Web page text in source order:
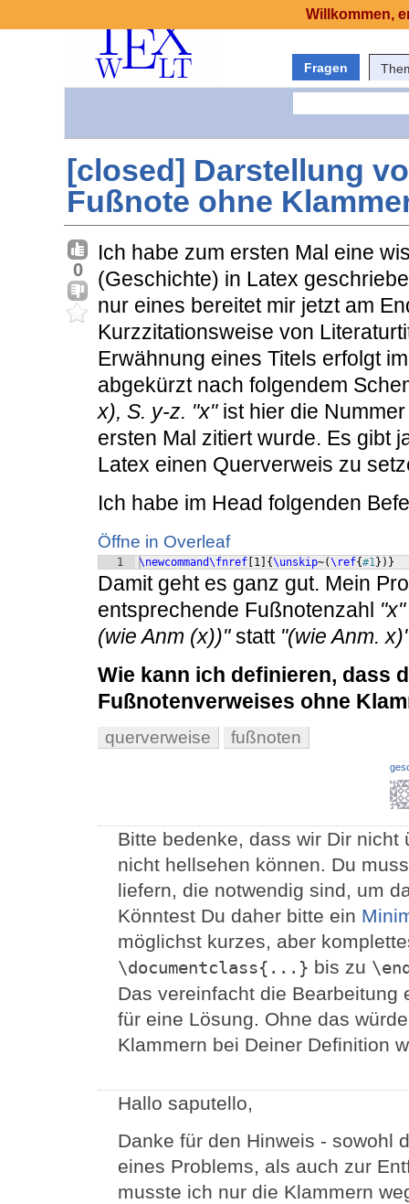
Fragen
[closed] Darstellung
Fußnote ohne
0
Ich habe zum ersten Mal eine
(Geschichte) in Latex
nur eines bereitet mir jetzt am
Kurzzitationsweise von
Erwähnung eines Titels erfolgt
abgekürzt nach folgendem
x), S. y-z. "x"ist hier die
ersten Mal zitiert wurde. Es gibt
Latex einen Querverweis zu
Ich habe im Head folgenden
Öffne in Overleaf
1 \newcommand\fnref 1 {\unskip~(\ref{#1} )}
Damit geht es ganz gut. Mein
entsprechende Fußnotenzahl "x"
(wie Anm (x))"statt "(wie Anm.
Wie kann ich definieren, dass
Fußnotenverweises ohne
querverweise fußnoten
Bitte bedenke, dass wir Dir
nicht hellsehen können. Du
liefern, die notwendig sind, um
Könntest Du daher bitte ein
möglichst kurzes, aber
\documentclass{...} bis zu
Das vereinfacht die
für eine Lösung. Ohne das
Klammern bei Deiner Definition
Hallo saputello,
Danke für den Hinweis - sowohl
eines Problems, als auch zur
musste ich nur die Klammern
Willkommen,